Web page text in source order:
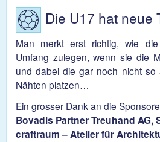
Die U17 hat neue
Man merkt erst richtig, wie
Umfang zulegen, wenn sie die
und dabei die gar noch nicht so
Nähten platzen…
Ein grosser Dank an die
Bovadis Partner Treuhand AG,
craftraum – Atelier für